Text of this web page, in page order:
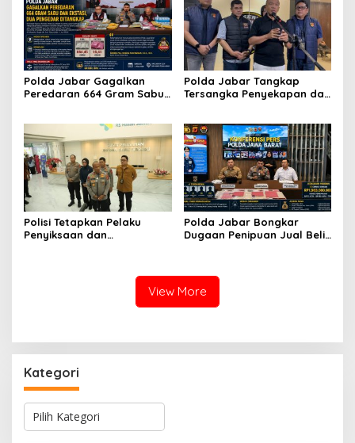
Polda Jabar Gagalkan
Peredaran 664 Gram Sabu
Polda Jabar Tangkap
Tersangka Penyekapan dan
Tegakkan Hukum bagi
Korban Kekerasan
Polisi Tetapkan Pelaku
Penyiksaan dan
Polda Jabar Bongkar
Dugaan Penipuan Jual Beli
View More
Kategori
K